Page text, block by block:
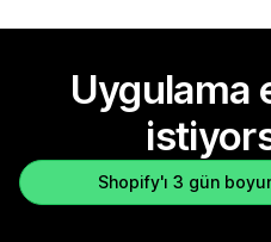
Uygulama
Shopify'ı 3 gün